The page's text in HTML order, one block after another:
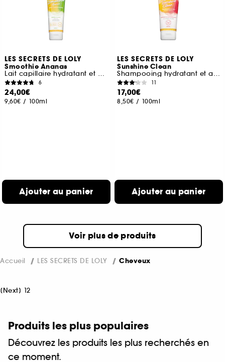
LES SECRETS DE LOLY
Smoothie Ananas
Lait capillaire hydratant et nourrissant
6
24,00€
9,60€ / 100ml
Ajouter au panier
LES SECRETS DE LOLY
Sunshine Clean
Shampooing hydratant et anti-pelliculaire
11
17,00€
8,50€ / 100ml
Ajouter au panier
Voir plus de produits
Accueil LES SECRETS DE LOLY Cheveux
[Next] 12
Produits les plus populaires
Découvrez les produits les plus recherchés en
ce moment.